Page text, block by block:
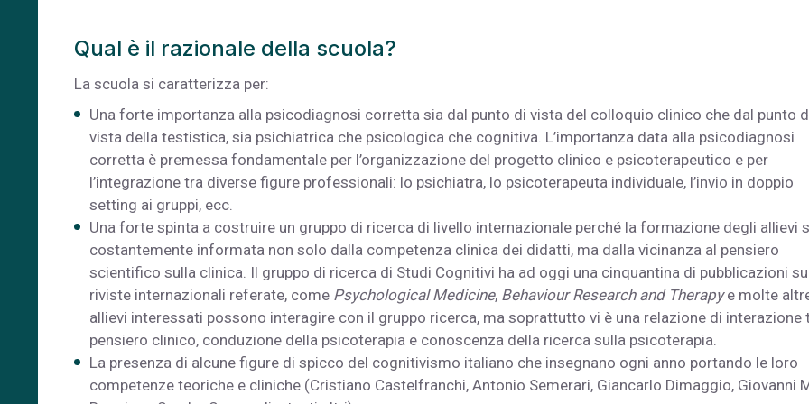
Qual è il razionale della scuola?
La scuola si caratterizza per:
Una forte importanza alla psicodiagnosi corretta sia dal punto di vista del colloquio clinico che dal punto
vista della testistica, sia psichiatrica che psicologica che cognitiva. L’importanza data alla psicodiagnosi
corretta è premessa fondamentale per l’organizzazione del progetto clinico e psicoterapeutico e per
l’integrazione tra diverse figure professionali: lo psichiatra, lo psicoterapeuta individuale, l’invio in doppio
setting ai gruppi, ecc.
Una forte spinta a costruire un gruppo di ricerca di livello internazionale perché la formazione degli allievi
costantemente informata non solo dalla competenza clinica dei didatti, ma dalla vicinanza al pensiero
scientifico sulla clinica. Il gruppo di ricerca di Studi Cognitivi ha ad oggi una cinquantina di pubblicazioni su
riviste internazionali referate, come Psychological Medicine, Behaviour Research and Therapye molte
allievi interessati possono interagire con il gruppo ricerca, ma soprattutto vi è una relazione di interazione
pensiero clinico, conduzione della psicoterapia e conoscenza della ricerca sulla psicoterapia.
La presenza di alcune figure di spicco del cognitivismo italiano che insegnano ogni anno portando le loro
competenze teoriche e cliniche (Cristiano Castelfranchi, Antonio Semerari, Giancarlo Dimaggio, Giovanni